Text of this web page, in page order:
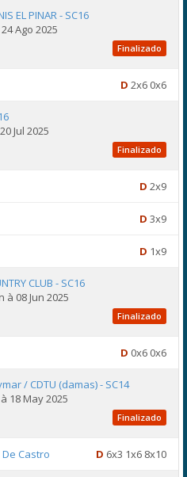
EL PINAR - SC16
Ago 2025
Finalizado
D 2x6 0x6
Jul 2025
Finalizado
D 2x9
D 3x9
D 1x9
CLUB - SC16
à 08 Jun 2025
Finalizado
D 0x6 0x6
/ CDTU (damas) - SC14
18 May 2025
Finalizado
Castro D 6x3 1x6 8x10